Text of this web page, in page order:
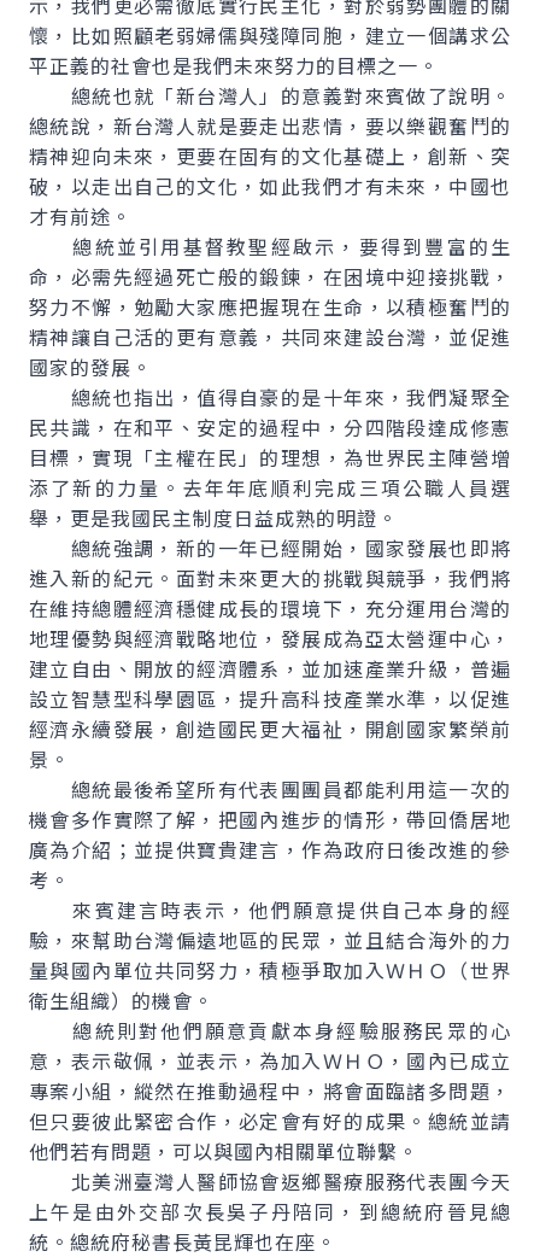
懷，比如照顧老弱婦儒與殘障同胞，建立一個講求公
平正義的社會也是我們未來努力的目標之一。
總統也就「新台灣人」的意義對來賓做了說明。
總統說，新台灣人就是要走出悲情，要以樂觀奮鬥的
精神迎向未來，更要在固有的文化基礎上，創新、突
破，以走出自己的文化，如此我們才有未來，中國也
才有前途。
總統並引用基督教聖經啟示，要得到豐富的生
命，必需先經過死亡般的鍛鍊，在困境中迎接挑戰，
努力不懈，勉勵大家應把握現在生命，以積極奮鬥的
精神讓自己活的更有意義，共同來建設台灣，並促進
國家的發展。
總統也指出，值得自豪的是十年來，我們凝聚全
民共識，在和平、安定的過程中，分四階段達成修憲
目標，實現「主權在民」的理想，為世界民主陣營增
添了新的力量。去年年底順利完成三項公職人員選
舉，更是我國民主制度日益成熟的明證。
總統強調，新的一年已經開始，國家發展也即將
進入新的紀元。面對未來更大的挑戰與競爭，我們將
在維持總體經濟穩健成長的環境下，充分運用台灣的
地理優勢與經濟戰略地位，發展成為亞太營運中心，
建立自由、開放的經濟體系，並加速產業升級，普遍
設立智慧型科學園區，提升高科技產業水準，以促進
經濟永續發展，創造國民更大福祉，開創國家繁榮前
景。
總統最後希望所有代表團團員都能利用這一次的
機會多作實際了解，把國內進步的情形，帶回僑居地
廣為介紹；並提供寶貴建言，作為政府日後改進的參
考。
來賓建言時表示，他們願意提供自己本身的經
驗，來幫助台灣偏遠地區的民眾，並且結合海外的力
量與國內單位共同努力，積極爭取加入ＷＨＯ（世界
衛生組織）的機會。
總統則對他們願意貢獻本身經驗服務民眾的心
意，表示敬佩，並表示，為加入ＷＨＯ，國內已成立
專案小組，縱然在推動過程中，將會面臨諸多問題，
但只要彼此緊密合作，必定會有好的成果。總統並請
他們若有問題，可以與國內相關單位聯繫。
北美洲臺灣人醫師協會返鄉醫療服務代表團今天
上午是由外交部次長吳子丹陪同，到總統府晉見總
統。總統府秘書長黃昆輝也在座。